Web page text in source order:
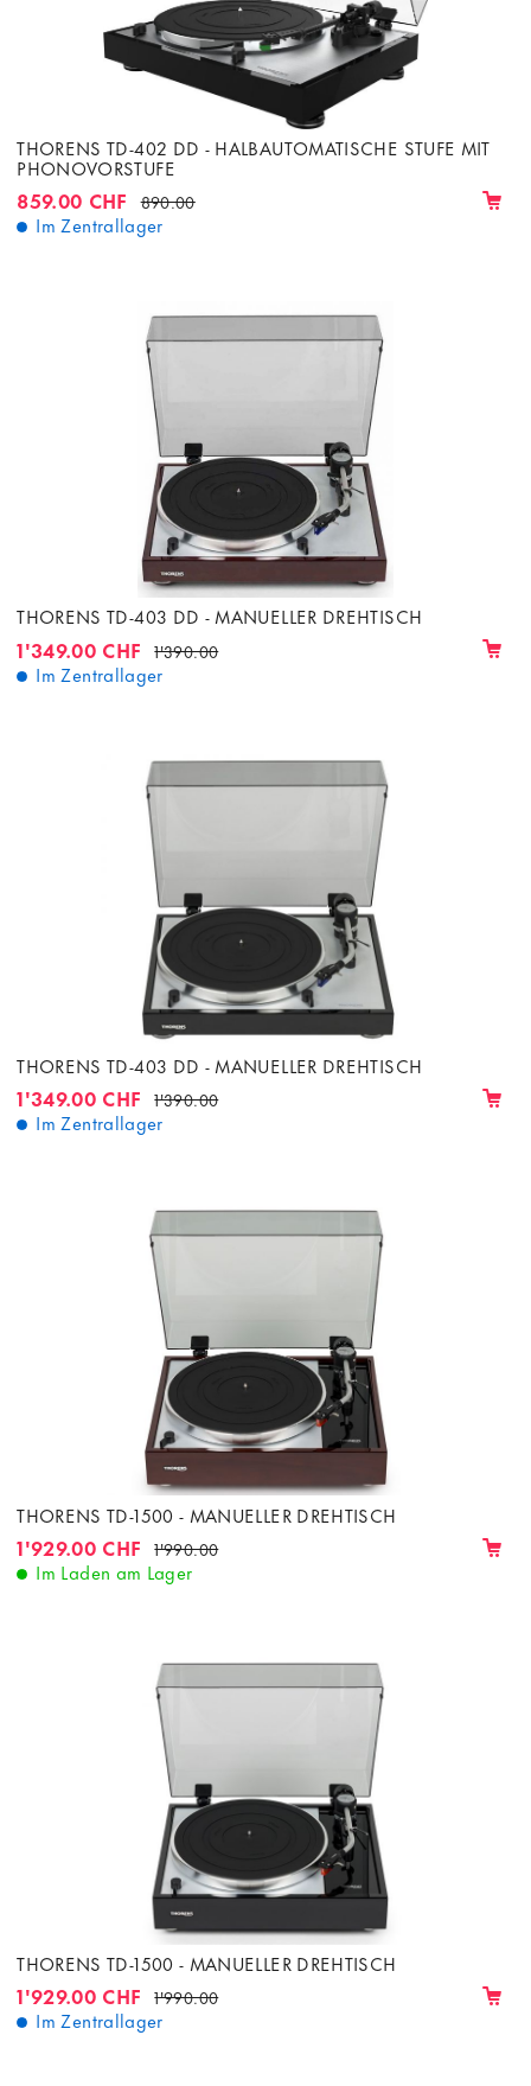
THORENS TD-402 DD - HALBAUTOMATISCHE STUFE MIT
PHONOVORSTUFE
859.00 CHF 890.00
Im Zentrallager
THORENS TD-403 DD - MANUELLER DREHTISCH
1'349.00 CHF 1'390.00
Im Zentrallager
THORENS TD-403 DD - MANUELLER DREHTISCH
1'349.00 CHF 1'390.00
Im Zentrallager
THORENS TD-1500 - MANUELLER DREHTISCH
1'929.00 CHF 1'990.00
Im Laden am Lager
THORENS TD-1500 - MANUELLER DREHTISCH
1'929.00 CHF 1'990.00
Im Zentrallager